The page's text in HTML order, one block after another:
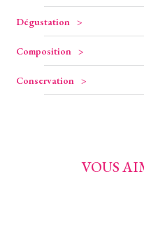
Dégustation
Composition
Conservation
VOUS